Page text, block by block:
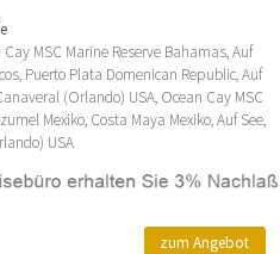
MSC Marine Reserve Bahamas, Auf
Puerto Plata Domenican Republic, Auf
(Orlando) USA, Ocean Cay MSC
Mexiko, Costa Maya Mexiko, Auf See,
USA
zum Angebot